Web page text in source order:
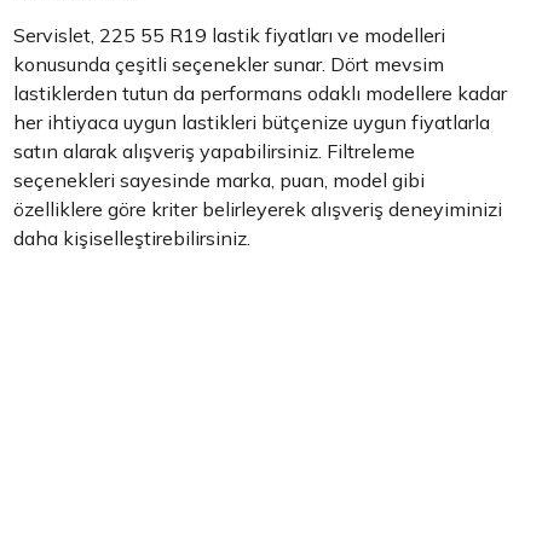
Servislet, 225 55 R19 lastik fiyatları ve modelleri
konusunda çeşitli seçenekler sunar. Dört mevsim
lastiklerden tutun da performans odaklı modellere kadar
her ihtiyaca uygun lastikleri bütçenize uygun fiyatlarla
satın alarak alışveriş yapabilirsiniz. Filtreleme
seçenekleri sayesinde marka, puan, model gibi
özelliklere göre kriter belirleyerek alışveriş deneyiminizi
daha kişiselleştirebilirsiniz.